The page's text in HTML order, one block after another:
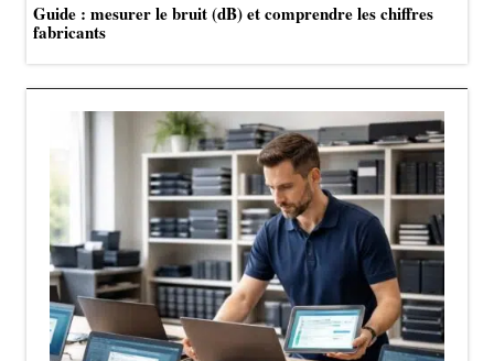
Guide : mesurer le bruit (dB) et comprendre les chiffres
fabricants